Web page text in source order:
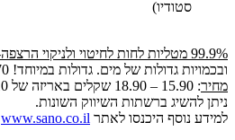
סטודיו)
99.9% מטליות לחות לחיטוי ולניקוי הרצפה-
ובכמויות גדולות של מים. גדולות במיוחד! 70*40 ס"מ.
מחיר: 15.90 – 18.90 שקלים באריזה של 10 יחידות.
ניתן להשיג ברשתות השיווק השונות.
למידע נוסף היכנסו לאתר www.sano.co.il